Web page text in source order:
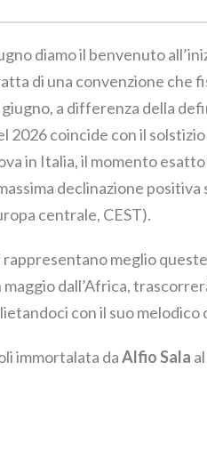
diamo il benvenuto
di una convenzione che
giugno, a differenza della
2026 coincide con il
in Italia, il momento esatto
declinazione positiva
centrale, CEST).
rappresentano meglio
dall’Africa,
con il suo melodico
immortalata daAlfio Sala